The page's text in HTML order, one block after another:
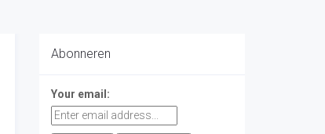
Abonneren
Your email: